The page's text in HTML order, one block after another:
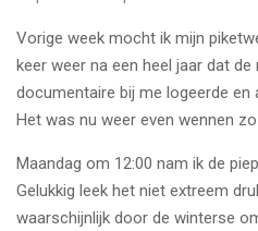
Vorige week mocht ik mijn
keer weer na een heel jaar dat de
documentaire bij me logeerde en
Het was nu weer even wennen
Maandag om 12:00 nam ik de
Gelukkig leek het niet extreem
waarschijnlijk door de winterse